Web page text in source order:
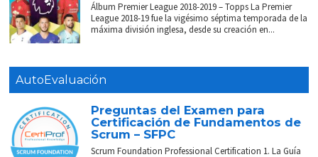
Álbum Premier League 2018-2019 – Topps La Premier
League 2018-19 fue la vigésimo séptima temporada de la
máxima división inglesa, desde su creación en...
AutoEvaluación
Preguntas del Examen para
Certificación de Fundamentos de
Scrum – SFPC
Scrum Foundation Professional Certification 1. La Guía